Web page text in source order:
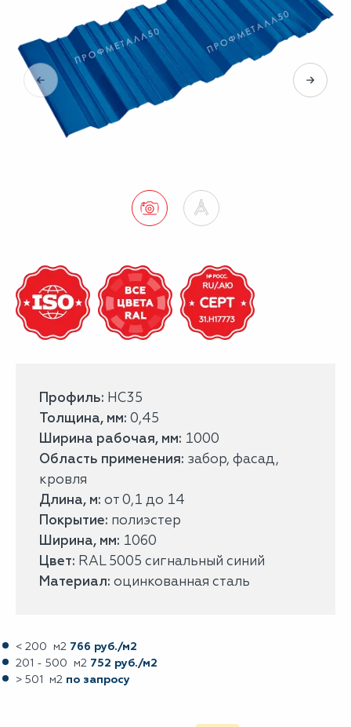
Профиль: НС35
Толщина, мм: 0,45
Ширина рабочая, мм: 1000
Область применения: забор, фасад,
кровля
Длина, м: от 0,1 до 14
Покрытие: полиэстер
Ширина, мм: 1060
Цвет: RAL 5005 сигнальный синий
Материал: оцинкованная сталь
< 200 м2 766 руб./м2
201 - 500 м2 752 руб./м2
> 501 м2 по запросу